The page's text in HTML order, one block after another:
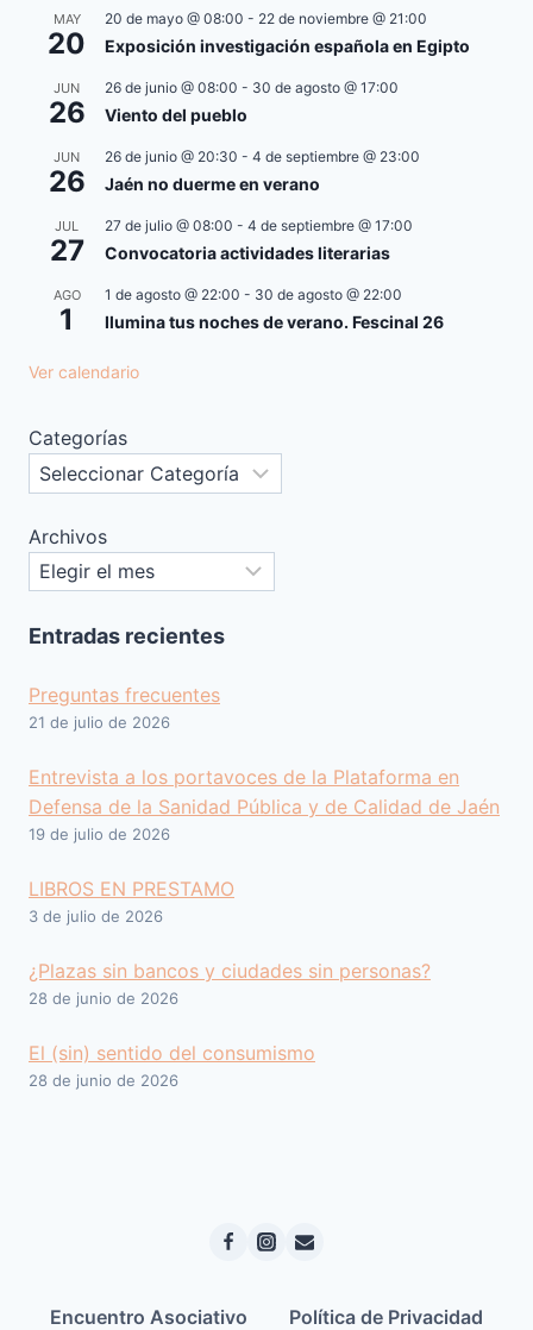
MAY
20
20 de mayo @ 08:00 - 22 de noviembre @ 21:00
Exposición investigación española en Egipto
JUN
26
26 de junio @ 08:00 - 30 de agosto @ 17:00
Viento del pueblo
JUN
26
26 de junio @ 20:30 - 4 de septiembre @ 23:00
Jaén no duerme en verano
JUL
27
27 de julio @ 08:00 - 4 de septiembre @ 17:00
Convocatoria actividades literarias
AGO
1
1 de agosto @ 22:00 - 30 de agosto @ 22:00
Ilumina tus noches de verano. Fescinal 26
Ver calendario
Categorías
Archivos
Entradas recientes
Preguntas frecuentes
21 de julio de 2026
Entrevista a los portavoces de la Plataforma en
Defensa de la Sanidad Pública y de Calidad de Jaén
19 de julio de 2026
LIBROS EN PRESTAMO
3 de julio de 2026
¿Plazas sin bancos y ciudades sin personas?
28 de junio de 2026
El (sin) sentido del consumismo
28 de junio de 2026
Encuentro Asociativo Política de Privacidad